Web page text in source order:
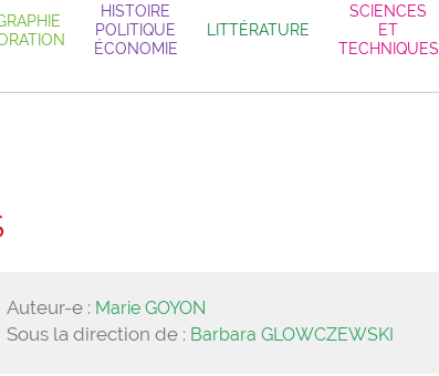
HISTOIRE
POLITIQUE
ÉCONOMIE
LITTÉRATURE
SCIENCES
ET
TECHNIQUES
Auteur-e : Marie GOYON
Sous la direction de : Barbara GLOWCZEWSKI